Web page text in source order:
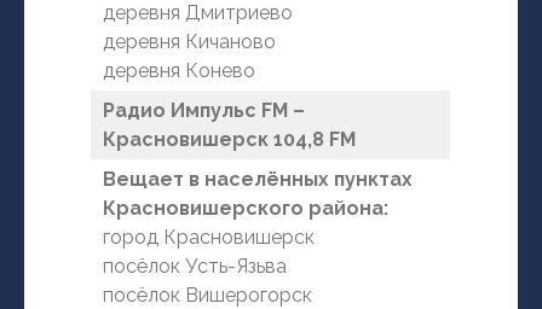
деревня Дмитриево
деревня Кичаново
деревня Конево
Радио Импульс FM –
Красновишерск 104,8 FM
Вещает в населённых пунктах
Красновишерского района:
город Красновишерск
посёлок Усть-Язьва
посёлок Вишерогорск